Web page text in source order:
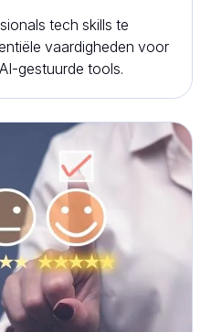
tech skills te
vaardigheden voor
gestuurde tools.